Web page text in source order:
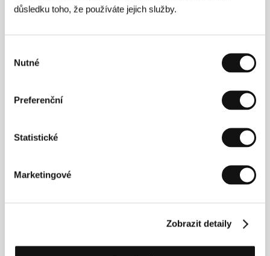
důsledku toho, že používáte jejich služby.
souhlasu
Nutné
Preferenční
Statistické
Marketingové
Zobrazit detaily
Režie: Yi Tang / Hongkong, 2021, 14 min
(Brainwashed: Sex-Camera-Power)
Sekce:
Návraty k pramenům
(Tooi tokoro)
Hlavní soutěž